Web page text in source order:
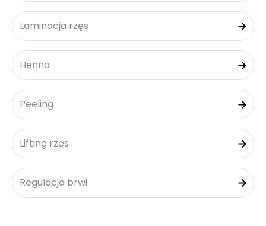
Laminacja rzęs
Henna
Peeling
Lifting rzęs
Regulacja brwi